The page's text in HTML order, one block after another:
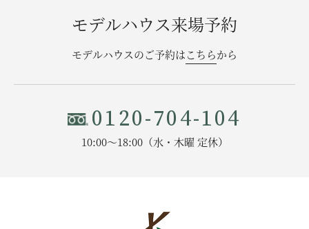
モデルハウス来場予約
モデルハウスのご予約はこちらから
0120-704-104
10:00〜18:00（水・木曜 定休）